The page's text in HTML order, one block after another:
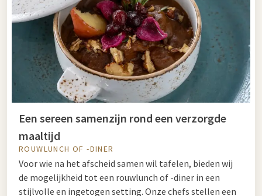
Een sereen samenzijn rond een verzorgde
maaltijd
ROUWLUNCH OF -DINER
Voor wie na het afscheid samen wil tafelen, bieden wij
de mogelijkheid tot een rouwlunch of -diner in een
stijlvolle en ingetogen setting. Onze chefs stellen een